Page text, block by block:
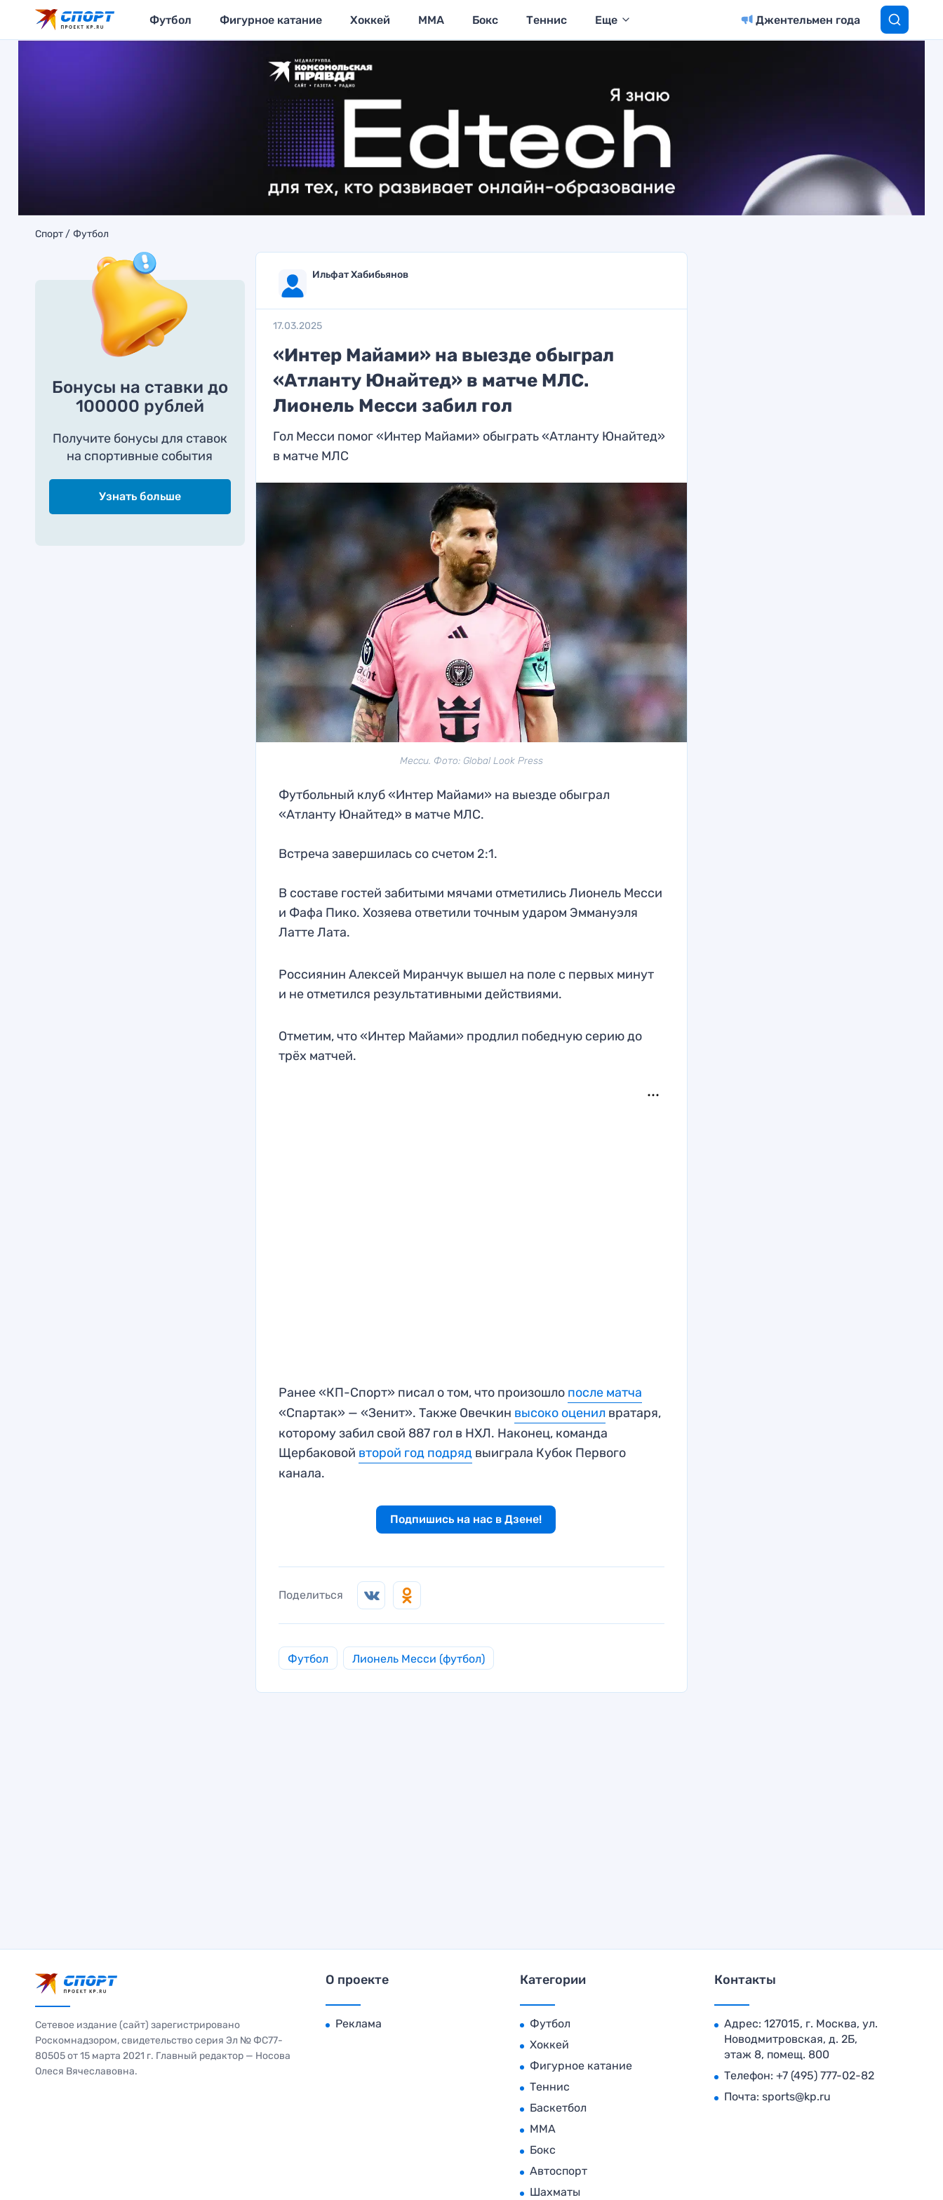
Футбол Фигурное катание Хоккей MMA Бокс Теннис Еще Джентельмен года
Спорт Футбол
Бонусы на ставки до
100000 рублей
Получите бонусы для ставок
на спортивные события
Узнать больше
Ильфат Хабибьянов
17.03.2025
«Интер Майами» на выезде обыграл
«Атланту Юнайтед» в матче МЛС.
Лионель Месси забил гол
Гол Месси помог «Интер Майами» обыграть «Атланту Юнайтед»
в матче МЛС
Месси. Фото: Global Look Press
Футбольный клуб «Интер Майами» на выезде обыграл
«Атланту Юнайтед» в матче МЛС.
Встреча завершилась со счетом 2:1.
В составе гостей забитыми мячами отметились Лионель Месси
и Фафа Пико. Хозяева ответили точным ударом Эммануэля
Латте Лата.
Россиянин Алексей Миранчук вышел на поле с первых минут
и не отметился результативными действиями.
Отметим, что «Интер Майами» продлил победную серию до
трёх матчей.
Ранее «КП-Спорт» писал о том, что произошло после матча
«Спартак» — «Зенит». Также Овечкин высоко оценил вратаря,
которому забил свой 887 гол в НХЛ. Наконец, команда
Щербаковой второй год подряд выиграла Кубок Первого
канала.
Подпишись на нас в Дзене!
Поделиться
Футбол Лионель Месси (футбол)
Сетевое издание (сайт) зарегистрировано
Роскомнадзором, свидетельство серия Эл № ФС77-
80505 от 15 марта 2021 г. Главный редактор — Носова
Олеся Вячеславовна.
О проекте
Реклама
Категории
Футбол
Хоккей
Фигурное катание
Теннис
Баскетбол
MMA
Бокс
Автоспорт
Шахматы
Контакты
Адрес: 127015, г. Москва, ул.
Новодмитровская, д. 2Б,
этаж 8, помещ. 800
Телефон: +7 (495) 777-02-82
Почта: sports@kp.ru